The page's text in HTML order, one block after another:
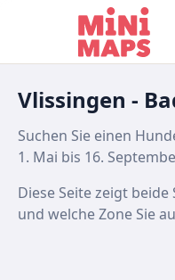
Zum Inhalt springen
Vlissingen -
Suchen Sie einen
1. Mai bis 16.
Diese Seite zeigt
und welche Zone Sie